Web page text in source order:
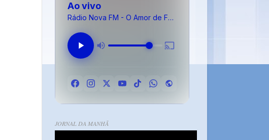
Ao vivo
Rádio Nova FM - O Amor de Fazenda Nova
JORNAL DA MANHÃ